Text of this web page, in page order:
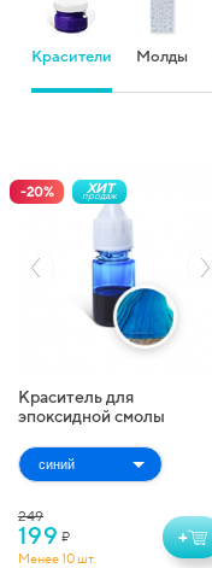
Красители Молды
-20% ХИТ
продаж
Краситель для
эпоксидной смолы
Transparent Colorant (10
мл)
249
199 ₽
Менее 10 шт.
+